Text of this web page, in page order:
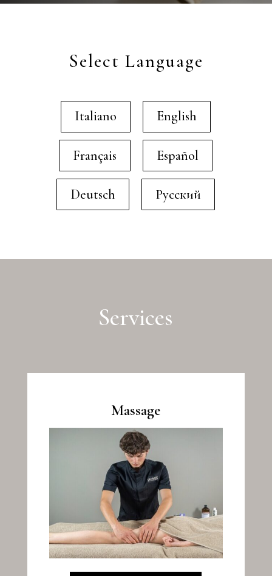
Select Language
Italiano English
Français Español
Deutsch Русский
Services
Massage